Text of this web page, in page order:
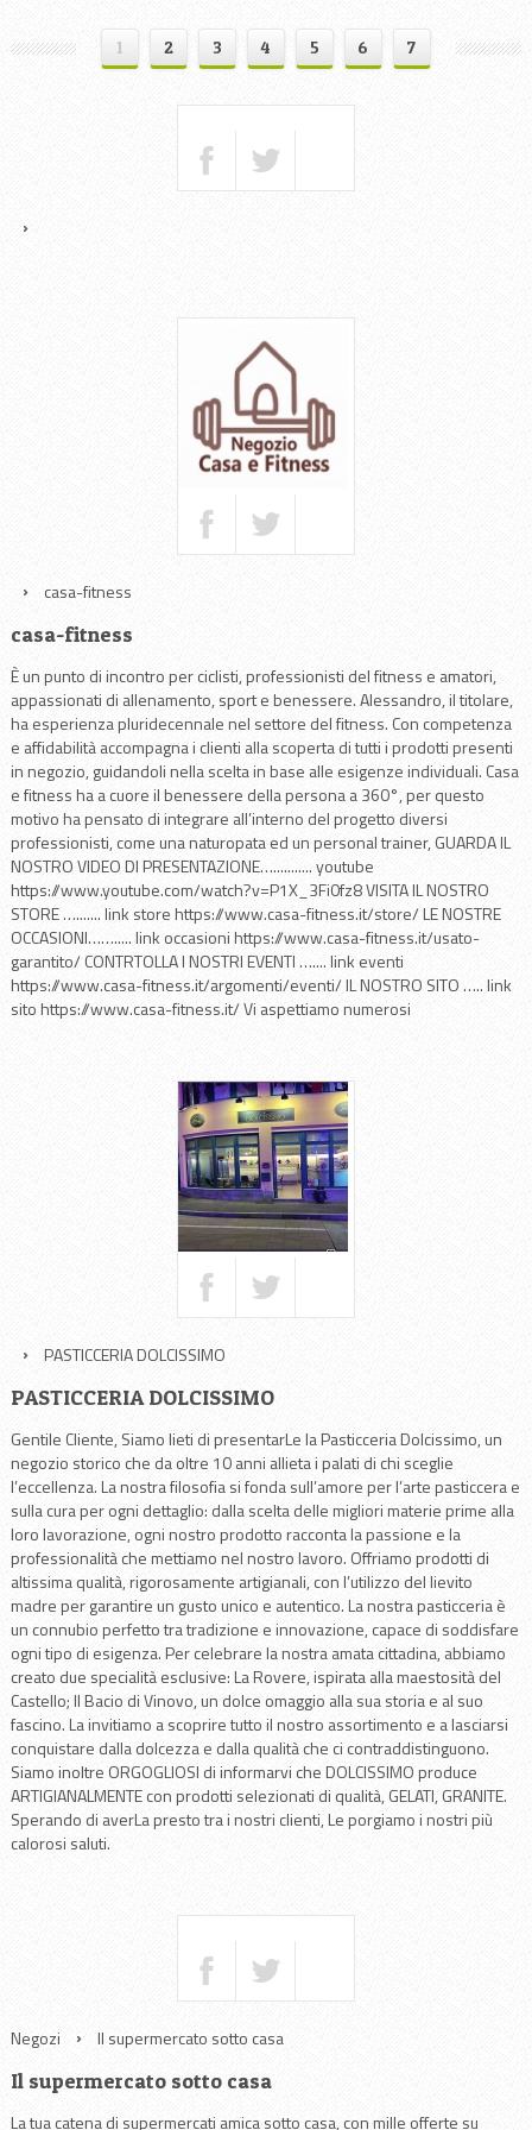
1 2 3 4 5 6 7
casa-fitness
casa-fitness
È un punto di incontro per ciclisti, professionisti del fitness e amatori,
appassionati di allenamento, sport e benessere. Alessandro, il titolare,
ha esperienza pluridecennale nel settore del fitness. Con competenza
e affidabilità accompagna i clienti alla scoperta di tutti i prodotti presenti
in negozio, guidandoli nella scelta in base alle esigenze individuali. Casa
e fitness ha a cuore il benessere della persona a 360°, per questo
motivo ha pensato di integrare all’interno del progetto diversi
professionisti, come una naturopata ed un personal trainer, GUARDA IL
NOSTRO VIDEO DI PRESENTAZIONE…........... youtube
https://www.youtube.com/watch?v=P1X_3Fi0fz8 VISITA IL NOSTRO
STORE …....... link store https://www.casa-fitness.it/store/ LE NOSTRE
OCCASIONI……..... link occasioni https://www.casa-fitness.it/usato-
garantito/ CONTRTOLLA I NOSTRI EVENTI ….... link eventi
https://www.casa-fitness.it/argomenti/eventi/ IL NOSTRO SITO ….. link
sito https://www.casa-fitness.it/ Vi aspettiamo numerosi
PASTICCERIA DOLCISSIMO
PASTICCERIA DOLCISSIMO
Gentile Cliente, Siamo lieti di presentarLe la Pasticceria Dolcissimo, un
negozio storico che da oltre 10 anni allieta i palati di chi sceglie
l’eccellenza. La nostra filosofia si fonda sull’amore per l’arte pasticcera e
sulla cura per ogni dettaglio: dalla scelta delle migliori materie prime alla
loro lavorazione, ogni nostro prodotto racconta la passione e la
professionalità che mettiamo nel nostro lavoro. Offriamo prodotti di
altissima qualità, rigorosamente artigianali, con l’utilizzo del lievito
madre per garantire un gusto unico e autentico. La nostra pasticceria è
un connubio perfetto tra tradizione e innovazione, capace di soddisfare
ogni tipo di esigenza. Per celebrare la nostra amata cittadina, abbiamo
creato due specialità esclusive: La Rovere, ispirata alla maestosità del
Castello; Il Bacio di Vinovo, un dolce omaggio alla sua storia e al suo
fascino. La invitiamo a scoprire tutto il nostro assortimento e a lasciarsi
conquistare dalla dolcezza e dalla qualità che ci contraddistinguono.
Siamo inoltre ORGOGLIOSI di informarvi che DOLCISSIMO produce
ARTIGIANALMENTE con prodotti selezionati di qualità, GELATI, GRANITE.
Sperando di averLa presto tra i nostri clienti, Le porgiamo i nostri più
calorosi saluti.
Negozi
Il supermercato sotto casa
Il supermercato sotto casa
La tua catena di supermercati amica sotto casa, con mille offerte su